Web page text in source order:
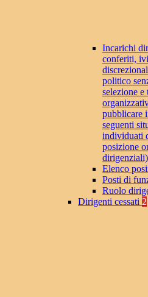
Incarichi
conferiti,
politico
selezione
pubblicare
seguenti
individuati
posizione
dirigenziali)
Elenco
Posti di
Ruolo
Dirigenti cessati 2